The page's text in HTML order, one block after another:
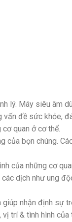
lý. Máy siêu âm
vấn đề sức khỏe,
quan ở cơ thể.
của bọn chúng.
của những cơ
dịch như ung
giúp nhận định sự
trí & tình hình của